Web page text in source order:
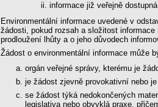
informace již veřejně
Environmentální informace uvedené v
žádosti, pokud rozsah a složitost
prodloužení lhůty a o jeho důvodech
Žádost o environmentální informace může
orgán veřejné správy, kterému je
je žádost zjevně provokativní nebo
se žádost týká nedokončených
legislativa nebo obvyklá praxe,